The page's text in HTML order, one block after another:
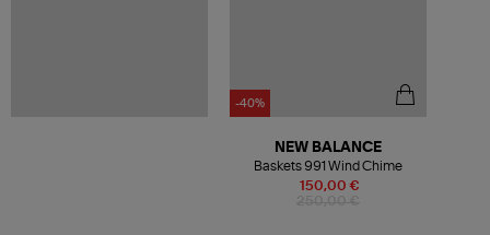
-40%
150,00 €
NEW BALANCE
Baskets 991 Wind Chime